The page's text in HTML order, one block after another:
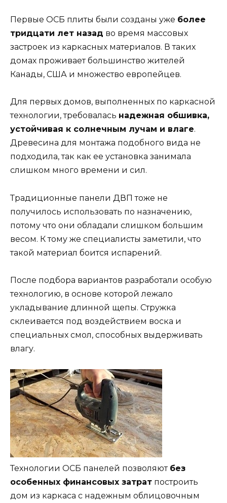
Первые ОСБ плиты были созданы уже более
тридцати лет назад во время массовых
застроек из каркасных материалов. В таких
домах проживает большинство жителей
Канады, США и множество европейцев.
Для первых домов, выполненных по каркасной
технологии, требовалась надежная обшивка,
устойчивая к солнечным лучам и влаге.
Древесина для монтажа подобного вида не
подходила, так как ее установка занимала
слишком много времени и сил.
Традиционные панели ДВП тоже не
получилось использовать по назначению,
потому что они обладали слишком большим
весом. К тому же специалисты заметили, что
такой материал боится испарений.
После подбора вариантов разработали особую
технологию, в основе которой лежало
укладывание длинной щепы. Стружка
склеивается под воздействием воска и
специальных смол, способных выдерживать
влагу.
Технологии ОСБ панелей позволяют без
особенных финансовых затрат построить
дом из каркаса с надежным облицовочным